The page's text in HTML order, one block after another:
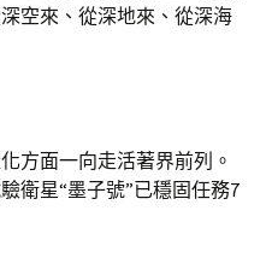
空來、從深地來、從深海
方面一向走活著界前列。
衛星“墨子號”已穩固任務7